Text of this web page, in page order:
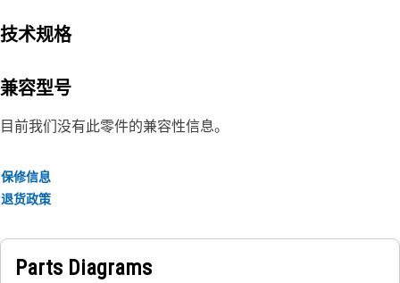
技术规格
兼容型号
目前我们没有此零件的兼容性信息。
保修信息
退货政策
Parts Diagrams